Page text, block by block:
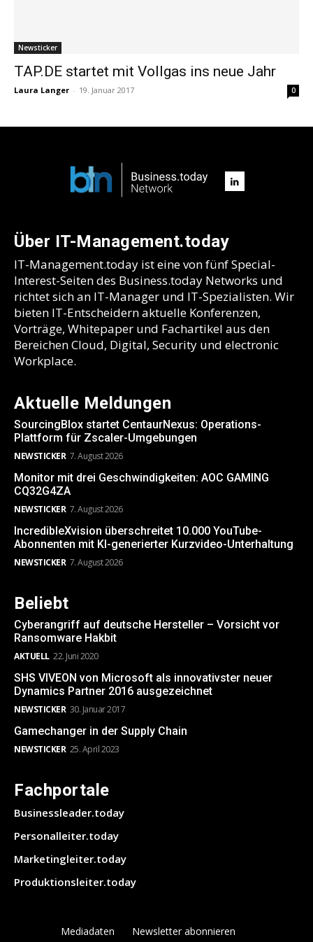
Newsticker
TAP.DE startet mit Vollgas ins neue Jahr
Laura Langer - 19. Januar 2017 0
Über IT-Management.today
IT-Management.today ist eine von fünf Special-
Interest-Seiten des Business.today Networks und
richtet sich an IT-Manager und IT-Spezialisten. Wir
bieten IT-Entscheidern aktuelle Konferenzen,
Vorträge, Whitepaper und Fachartikel aus den
Bereichen Cloud, Digital, Security und electronic
Workplace.
Aktuelle Meldungen
SourcingBlox startet CentaurNexus: Operations-
Plattform für Zscaler-Umgebungen
NEWSTICKER 7. August 2026
Monitor mit drei Geschwindigkeiten: AOC GAMING
CQ32G4ZA
NEWSTICKER 7. August 2026
IncredibleXvision überschreitet 10.000 YouTube-
Abonnenten mit KI-generierter Kurzvideo-Unterhaltung
NEWSTICKER 7. August 2026
Beliebt
Cyberangriff auf deutsche Hersteller – Vorsicht vor
Ransomware Hakbit
AKTUELL 22. Juni 2020
SHS VIVEON von Microsoft als innovativster neuer
Dynamics Partner 2016 ausgezeichnet
NEWSTICKER 30. Januar 2017
Gamechanger in der Supply Chain
NEWSTICKER 25. April 2023
Fachportale
Businessleader.today
Personalleiter.today
Marketingleiter.today
Produktionsleiter.today
Mediadaten Newsletter abonnieren